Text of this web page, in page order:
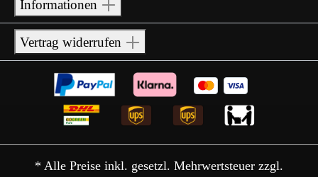
Informationen
Vertrag widerrufen
* Alle Preise inkl. gesetzl. Mehrwertsteuer zzgl.